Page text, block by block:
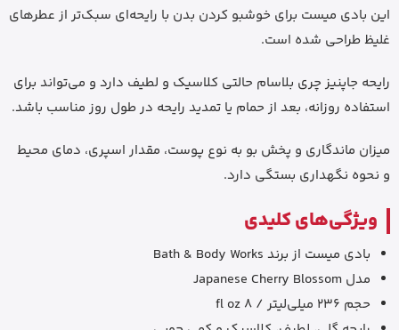
این بادی میست برای خوشبو کردن بدن با رایحه‌ای سبک‌تر از عطرهای
غلیظ طراحی شده است.
رایحه جاپنیز چری بلاسام حالتی کلاسیک و لطیف دارد و می‌تواند برای
استفاده روزانه، بعد از حمام یا تمدید رایحه در طول روز مناسب باشد.
میزان ماندگاری و پخش بو به نوع پوست، مقدار اسپری، دمای محیط
و نحوه نگهداری بستگی دارد.
ویژگی‌های کلیدی
بادی میست از برند Bath & Body Works
مدل Japanese Cherry Blossom
حجم 236 میلی‌لیتر / 8 fl oz